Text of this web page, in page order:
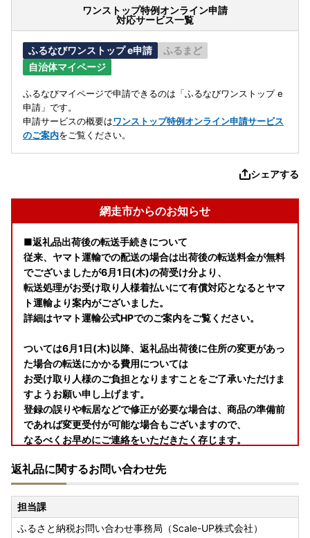
ワンストップ特例オンライン申請
対応サービス一覧
ふるなびワンストップ e申請
ふるまど
自治体マイページ
ふるなびマイページで申請できるのは「ふるなびワンストップ e
申請」です。
申請サービスの概要はワンストップ特例オンライン申請サービス
のご案内をご覧ください。
シェアする
網走市からのお知らせ
■返礼品出荷後の転送手続きについて
従来、ヤマト運輸での配送の場合は出荷後の転送料金が無料
でございましたが6月1日(木)の荷受け分より、
転送処理がお受け取り人様着払いにて有償対応となるとヤマ
ト運輸より案内がございました。
詳細はヤマト運輸公式HPでのご案内をご覧ください。
ついては6月1日(木)以降、返礼品出荷後に住所の変更があっ
た場合の転送にかかる費用については
お受け取り人様のご負担となりますことをご了承いただけま
すようお願い申し上げます。
登録の誤りや転居などで修正が必要な場合は、商品の準備前
であれば変更受付が可能な場合もございますので、
なるべくお早めにご連絡をいただきたく存じます。
っておりますので併せてご理解のほどいただければ幸いで
す。
■天候不良による配送遅延について
返礼品の配送におきまして、天候の影響により遅延が発生す
返礼品に関するお問い合わせ先
担当課
ふるさと納税お問い合わせ事務局（Scale-UP株式会社）